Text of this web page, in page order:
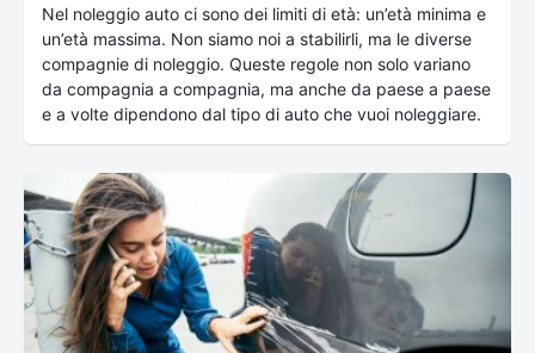
Nel noleggio auto ci sono dei limiti di età: un’età minima e
un’età massima. Non siamo noi a stabilirli, ma le diverse
compagnie di noleggio. Queste regole non solo variano
da compagnia a compagnia, ma anche da paese a paese
e a volte dipendono dal tipo di auto che vuoi noleggiare.